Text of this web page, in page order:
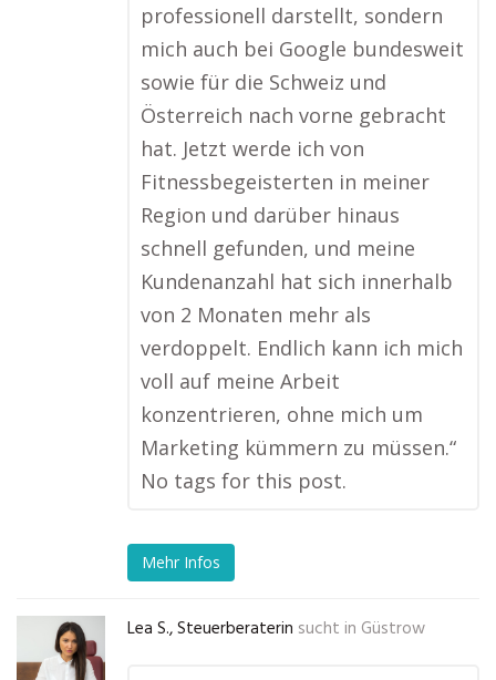
professionell darstellt, sondern
mich auch bei Google bundesweit
sowie für die Schweiz und
Österreich nach vorne gebracht
hat. Jetzt werde ich von
Fitnessbegeisterten in meiner
Region und darüber hinaus
schnell gefunden, und meine
Kundenanzahl hat sich innerhalb
von 2 Monaten mehr als
verdoppelt. Endlich kann ich mich
voll auf meine Arbeit
konzentrieren, ohne mich um
Marketing kümmern zu müssen.“
No tags for this post.
Mehr Infos
Lea S., Steuerberaterin sucht in Güstrow